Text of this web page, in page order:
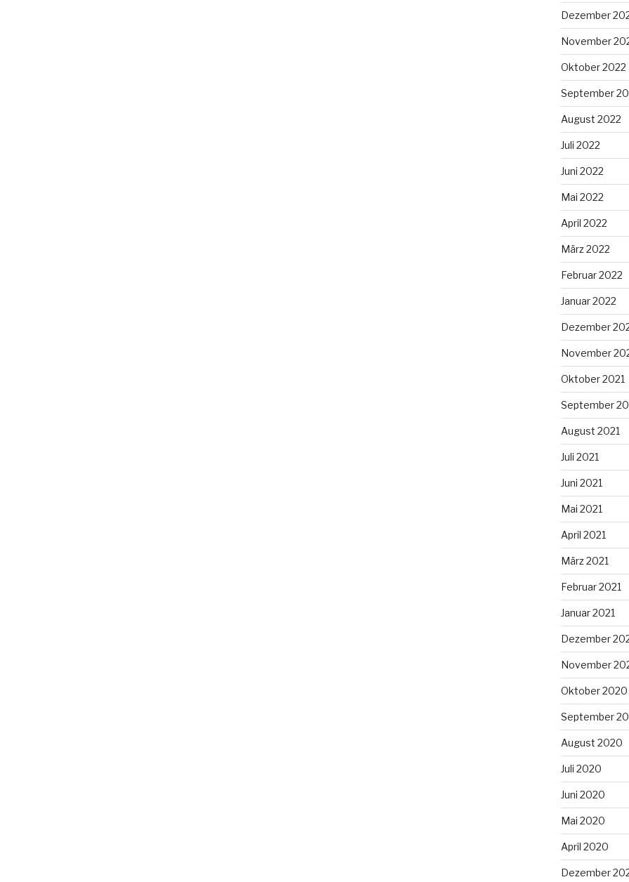
Dezember
November
Oktober 2022
September
August 2022
Juli 2022
Juni 2022
Mai 2022
April 2022
März 2022
Februar 2022
Januar 2022
Dezember
November
Oktober 2021
September
August 2021
Juli 2021
Juni 2021
Mai 2021
April 2021
März 2021
Februar 2021
Januar 2021
Dezember
November
Oktober 2020
September
August 2020
Juli 2020
Juni 2020
Mai 2020
April 2020
Dezember